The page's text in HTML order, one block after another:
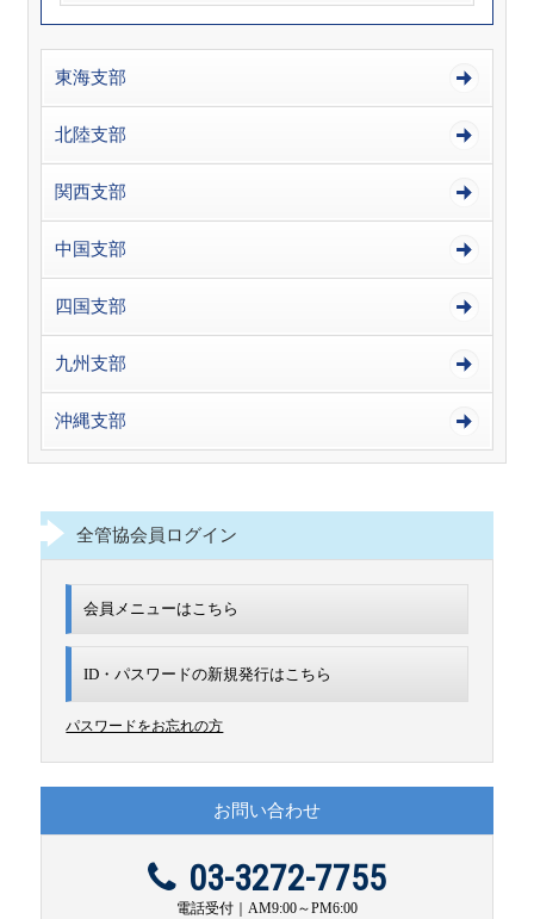
東海支部
北陸支部
関西支部
中国支部
四国支部
九州支部
沖縄支部
全管協会員ログイン
会員メニューはこちら
ID・パスワードの新規発行はこちら
パスワードをお忘れの方
お問い合わせ
03-3272-7755
電話受付｜AM9:00～PM6:00